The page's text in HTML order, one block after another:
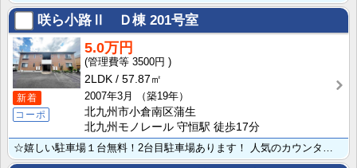
咲ら小路Ⅱ Ｄ棟201号室
新着
コーポ
5.0万円
3500円
2LDK
57.87㎡
2007年3月
（築19年）
北九州市小倉南区蒲生
北九州モノレール 守恒駅 徒歩17分
☆嬉しい駐車場１台無料！2台目駐車場あります！ 人気のカウンタータイプキッチン♪♪ ３面採光で日当た･･･